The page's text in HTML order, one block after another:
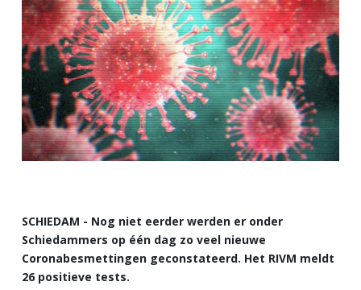
SCHIEDAM - Nog niet eerder werden er onder
Schiedammers op één dag zo veel nieuwe
Coronabesmettingen geconstateerd. Het RIVM meldt
26 positieve tests.